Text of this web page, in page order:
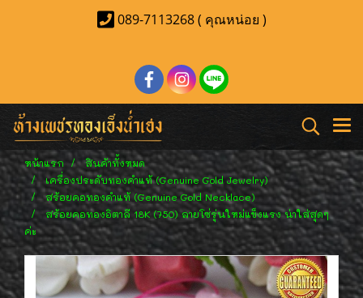
089-7113268 ( คุณหน่อย )
หน้าแรก
สินค้าทั้งหมด
เครื่องประดับทองคำแท้ (Genuine Gold Jewelry)
สร้อยคอทองคำแท้ (Genuine Gold Necklace)
สร้อยคอทองอิตาลี 18K (750) ลายโซ่รุ่นใหม่แข็งแรง น่าใส่สุดๆ
ค่ะ